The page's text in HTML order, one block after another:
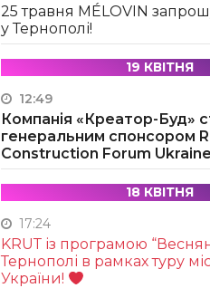
25 травня MÉLOVIN
у Тернополі!
19 КВІТНЯ
12:49
Компанія «Креатор-Буд»
генеральним спонсором
Construction Forum
18 КВІТНЯ
17:24
KRUТ із програмою
Тернополі в рамках туру
України!